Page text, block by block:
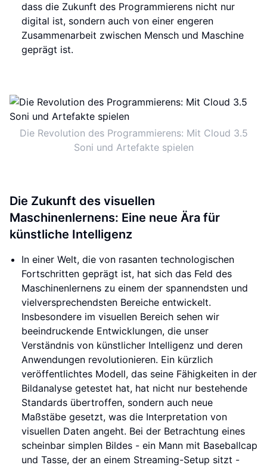
dass die Zukunft des Programmierens nicht nur
digital ist, sondern auch von einer engeren
Zusammenarbeit zwischen Mensch und Maschine
geprägt ist.
Die Revolution des Programmierens: Mit Cloud 3.5
Soni und Artefakte spielen
Die Zukunft des visuellen
Maschinenlernens: Eine neue Ära für
künstliche Intelligenz
In einer Welt, die von rasanten technologischen
Fortschritten geprägt ist, hat sich das Feld des
Maschinenlernens zu einem der spannendsten und
vielversprechendsten Bereiche entwickelt.
Insbesondere im visuellen Bereich sehen wir
beeindruckende Entwicklungen, die unser
Verständnis von künstlicher Intelligenz und deren
Anwendungen revolutionieren. Ein kürzlich
veröffentlichtes Modell, das seine Fähigkeiten in der
Bildanalyse getestet hat, hat nicht nur bestehende
Standards übertroffen, sondern auch neue
Maßstäbe gesetzt, was die Interpretation von
visuellen Daten angeht. Bei der Betrachtung eines
scheinbar simplen Bildes - ein Mann mit Baseballcap
und Tasse, der an einem Streaming-Setup sitzt -